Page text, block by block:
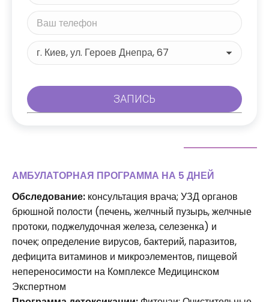
АМБУЛАТОРНАЯ ПРОГРАММА НА 5 ДНЕЙ
Обследование: консультация врача; УЗД органов
брюшной полости (печень, желчный пузырь, желчные
протоки, поджелудочная железа, селезенка) и
почек; определение вирусов, бактерий, паразитов,
дефицита витаминов и микроэлементов, пищевой
непереносимости на Комплексе Медицинском
Экспертном